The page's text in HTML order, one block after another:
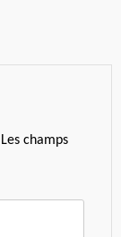
Les champs